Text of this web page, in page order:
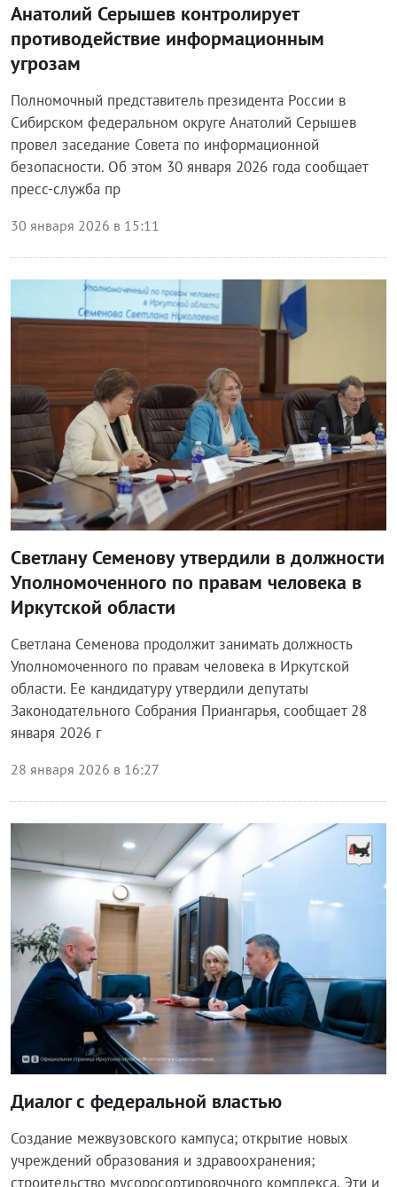
Анатолий Серышев контролирует
противодействие информационным
угрозам
Полномочный представитель президента России в
Сибирском федеральном округе Анатолий Серышев
провел заседание Совета по информационной
безопасности. Об этом 30 января 2026 года сообщает
пресс-служба пр
30 января 2026 в 15:11
Светлану Семенову утвердили в должности
Уполномоченного по правам человека в
Иркутской области
Светлана Семенова продолжит занимать должность
Уполномоченного по правам человека в Иркутской
области. Ее кандидатуру утвердили депутаты
Законодательного Собрания Приангарья, сообщает 28
января 2026 г
28 января 2026 в 16:27
Диалог с федеральной властью
Создание межвузовского кампуса; открытие новых
учреждений образования и здравоохранения;
строительство мусоросортировочного комплекса. Эти и